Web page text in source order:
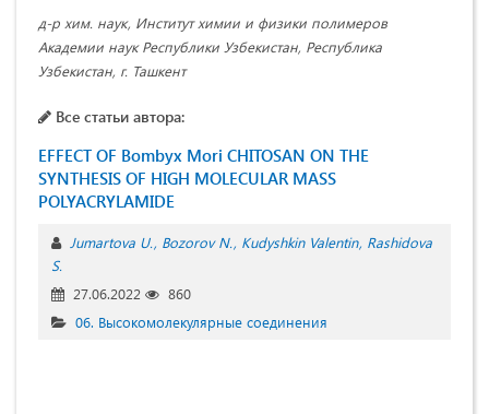
д-р хим. наук, Институт химии и физики полимеров
Академии наук Республики Узбекистан, Республика
Узбекистан, г. Ташкент
Все статьи автора:
EFFECT OF Bombyx Mori CHITOSAN ON THE
SYNTHESIS OF HIGH MOLECULAR MASS
POLYACRYLAMIDE
Jumartova U. Bozorov N. Kudyshkin Valentin Rashidova
S.
27.06.2022
860
06. Высокомолекулярные соединения